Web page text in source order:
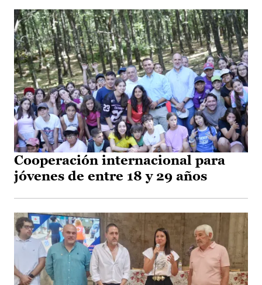
Cooperación internacional para
jóvenes de entre 18 y 29 años